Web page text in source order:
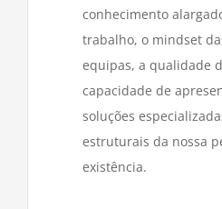
conhecimento
trabalho, o mindset
equipas, a qualidade
capacidade de
soluções
estruturais da nossa
existência.